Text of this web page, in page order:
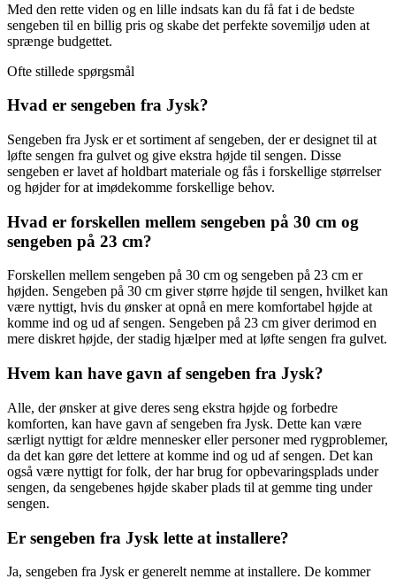
Med den rette viden og en lille indsats kan du få fat i de bedste
sengeben til en billig pris og skabe det perfekte sovemiljø uden at
sprænge budgettet.
Ofte stillede spørgsmål
Hvad er sengeben fra Jysk?
Sengeben fra Jysk er et sortiment af sengeben, der er designet til at
løfte sengen fra gulvet og give ekstra højde til sengen. Disse
sengeben er lavet af holdbart materiale og fås i forskellige størrelser
og højder for at imødekomme forskellige behov.
Hvad er forskellen mellem sengeben på 30 cm og
sengeben på 23 cm?
Forskellen mellem sengeben på 30 cm og sengeben på 23 cm er
højden. Sengeben på 30 cm giver større højde til sengen, hvilket kan
være nyttigt, hvis du ønsker at opnå en mere komfortabel højde at
komme ind og ud af sengen. Sengeben på 23 cm giver derimod en
mere diskret højde, der stadig hjælper med at løfte sengen fra gulvet.
Hvem kan have gavn af sengeben fra Jysk?
Alle, der ønsker at give deres seng ekstra højde og forbedre
komforten, kan have gavn af sengeben fra Jysk. Dette kan være
særligt nyttigt for ældre mennesker eller personer med rygproblemer,
da det kan gøre det lettere at komme ind og ud af sengen. Det kan
også være nyttigt for folk, der har brug for opbevaringsplads under
sengen, da sengebenes højde skaber plads til at gemme ting under
sengen.
Er sengeben fra Jysk lette at installere?
Ja, sengeben fra Jysk er generelt nemme at installere. De kommer